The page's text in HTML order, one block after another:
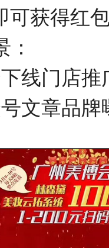
可获得红
线门店推
文章品牌